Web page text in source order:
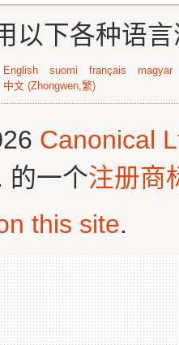
以下各种语
English suomi français
magyar
中文 (Zhongwen,繁)
Canonical
的一个注册商
this site.